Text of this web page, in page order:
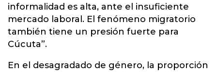
informalidad es alta, ante el insuficiente
mercado laboral. El fenómeno migratorio
también tiene un presión fuerte para
Cúcuta”.
En el desagradado de género, la proporción